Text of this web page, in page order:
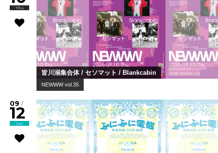
Thu
皆川溺集合体 / セソマット / Blankcabin
NEWWW vol.35
09 /
12
Sat